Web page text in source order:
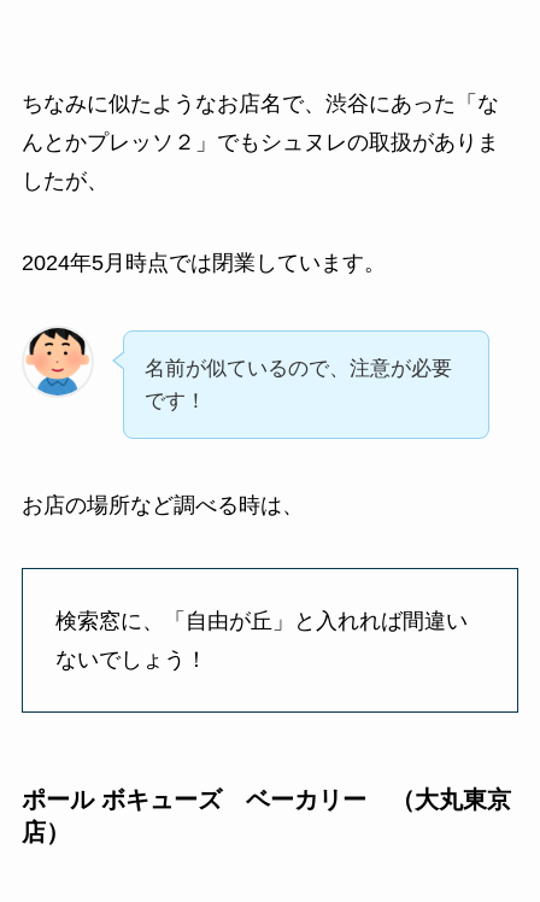
ちなみに似たようなお店名で、渋谷にあった「な
んとかプレッソ２」でもシュヌレの取扱がありま
したが、
2024年5月時点では閉業しています。
名前が似ているので、注意が必要
です！
お店の場所など調べる時は、
検索窓に、「自由が丘」と入れれば間違い
ないでしょう！
ポール ボキューズ ベーカリー （大丸東京
店）